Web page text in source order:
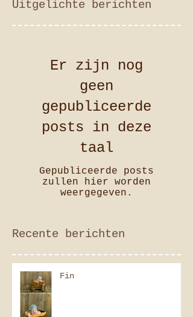
Uitgelichte berichten
Er zijn nog
geen
gepubliceerde
posts in deze
taal
Gepubliceerde posts
zullen hier worden
weergegeven.
Recente berichten
Fin